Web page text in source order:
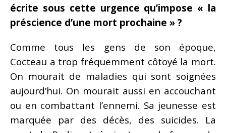
écrite sous cette urgence qu’impose « la
préscience d’une mort prochaine » ?
Comme tous les gens de son époque,
Cocteau a trop fréquemment côtoyé la mort.
On mourait de maladies qui sont soignées
aujourd’hui. On mourait aussi en accouchant
ou en combattant l’ennemi. Sa jeunesse est
marquée par des décès, des suicides. La